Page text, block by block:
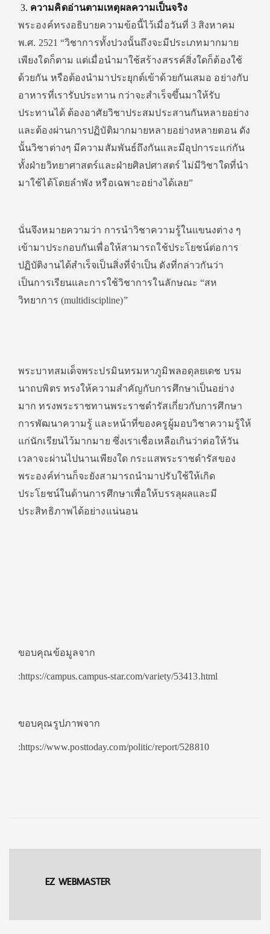
ความคิดอ่านตามเหตุผลความเป็นจริง
พระองค์ทรงอธิบายความข้อนี้ไว้เมื่อวันที่ 3 สิงหาคม
พ.ศ. 2521 “วิชาการทั้งปวงนั้นถึงจะมีประเภทมากมาย
เพียงใดก็ตาม แต่เมื่อนำมาใช้สร้างสรรค์สิ่งใดก็ต้องใช้
ด้วยกัน หรือต้องนำมาประยุกต์เข้าด้วยกันเสมอ อย่างกับ
อาหารที่เรารับประทาน กว่าจะสำเร็จขึ้นมาให้รับ
ประทานได้ ต้องอาศัยวิชาประสมประสานกันหลายอย่าง
และต้องผ่านการปฏิบัติมากมายหลายอย่างหลายตอน ดัง
นั้นวิชาต่างๆ มีความสัมพันธ์ถึงกันและมีอุปการะแก่กัน
ทั้งฝ่ายวิทยาศาสตร์และฝ่ายศิลปศาสตร์ ไม่มีวิชาใดที่นำ
มาใช้ได้โดยลำพัง หรือเฉพาะอย่างได้เลย”
นั่นจึงหมายความว่า การนำวิชาความรู้ในแขนงต่าง ๆ
เข้ามาประกอบกันเพื่อให้สามารถใช้ประโยชน์ต่อการ
ปฏิบัติงานได้สำเร็จเป็นสิ่งที่จำเป็น ดังที่กล่าวกันว่า
เป็นการเรียนและการใช้วิชาการในลักษณะ “สห
วิทยาการ (multidiscipline)”
พระบาทสมเด็จพระปรมินทรมหาภูมิพลอดุลยเดช บรม
นาถบพิตร ทรงให้ความสำคัญกับการศึกษาเป็นอย่าง
มาก ทรงพระราชทานพระราชดำรัสเกี่ยวกับการศึกษา
การพัฒนาความรู้ และหน้าที่ของครูผู้มอบวิชาความรู้ให้
แก่นักเรียนไว้มากมาย ซึ่งเราเชื่อเหลือเกินว่าต่อให้วัน
เวลาจะผ่านไปนานเพียงใด กระแสพระราชดำรัสของ
พระองค์ท่านก็จะยังสามารถนำมาปรับใช้ให้เกิด
ประโยชน์ในด้านการศึกษาเพื่อให้บรรลุผลและมี
ประสิทธิภาพได้อย่างแน่นอน
ขอบคุณข้อมูลจาก
:https://campus.campus-star.com/variety/53413.html
ขอบคุณรูปภาพจาก
:https://www.posttoday.com/politic/report/528810
EZ WEBMASTER